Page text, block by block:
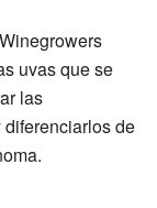
uvas que se
las
de